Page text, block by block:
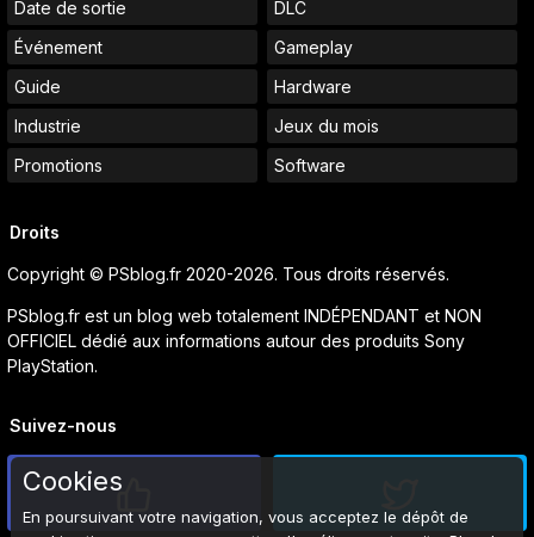
Date de sortie
DLC
Événement
Gameplay
Guide
Hardware
Industrie
Jeux du mois
Promotions
Software
Droits
Copyright © PSblog.fr 2020-2026. Tous droits réservés.
PSblog.fr est un blog web totalement INDÉPENDANT et NON
OFFICIEL dédié aux informations autour des produits Sony
PlayStation.
Suivez-nous
Cookies
En poursuivant votre navigation, vous acceptez le dépôt de